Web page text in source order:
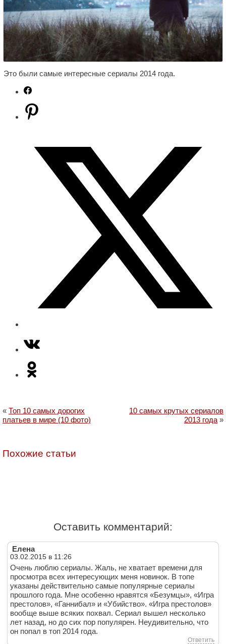
Это были самые интересные сериалы 2014 года.
« Топ 10 самых дорогих
платьев в мире (10 фото)
10 самых крутых сериалов
2013 года »
Похожие статьи
Оставить комментарий:
Елена
03.02.2015 в 11:26
Очень люблю сериалы. Жаль, не хватает времени для
просмотра всех интересующих меня новинок. В топе
указаны действительно самые популярные сериалы
прошлого года. Мне особенно нравятся «Безумцы», «Игра
престолов», «Ганнибал» и «Убийство». «Игра престолов»
вообще выше всяких похвал. Сериал вышел несколько
лет назад, но до сих пор популярен. Неудивительно, что
он попал в топ 2014 года.
Ответить